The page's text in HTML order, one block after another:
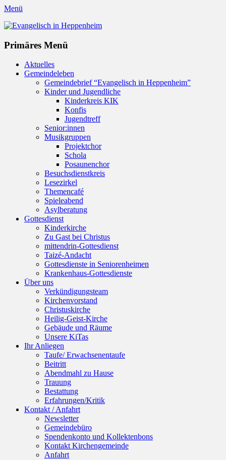
Menü
Evangelisch in Heppenheim
Primäres Menü
Zum
Inhalt
Aktuelles
Gemeindeleben
Gemeindebrief “Evangelisch in Heppenheim”
Kinder und Jugendliche
Kinderkreis KIK
Konfis
Jugendtreff
Senior:innen
Musikgruppen
Projektchor
Schola
Posaunenchor
Besuchsdienstkreis
Lesezirkel
Themencafé
Spieleabend
Asylberatung
Gottesdienst
Kinderkirche
Zu Gast bei Christus
mittendrin-Gottesdienst
Taizé-Andacht
Gottesdienste in Seniorenheimen
Krankenhaus-Gottesdienste
Über uns
Verkündigungsteam
Kirchenvorstand
Christuskirche
Heilig-Geist-Kirche
Gebäude und Räume
Unsere KiTas
Ihr Anliegen
Taufe/ Erwachsenentaufe
Beitritt
Abendmahl zu Hause
Trauung
Bestattung
Erfahrungen/Kritik
Kontakt / Anfahrt
Newsletter
Gemeindebüro
Spendenkonto und Kollektenbons
Kontakt Kirchengemeinde
Anfahrt